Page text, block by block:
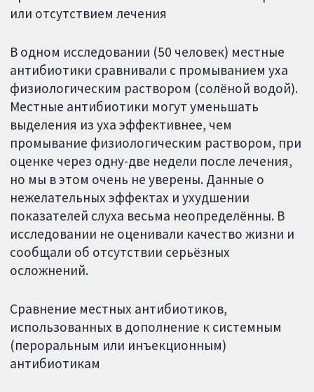
или отсутствием лечения
В одном исследовании (50 человек) местные
антибиотики сравнивали с промыванием уха
физиологическим раствором (солёной водой).
Местные антибиотики могут уменьшать
выделения из уха эффективнее, чем
промывание физиологическим раствором, при
оценке через одну-две недели после лечения,
но мы в этом очень не уверены. Данные о
нежелательных эффектах и ухудшении
показателей слуха весьма неопределённы. В
исследовании не оценивали качество жизни и
сообщали об отсутствии серьёзных
осложнений.
Сравнение местных антибиотиков,
использованных в дополнение к системным
(пероральным или инъекционным)
антибиотикам